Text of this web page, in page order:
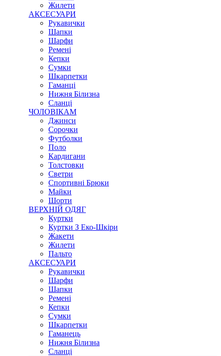
Жилети
АКСЕСУАРИ
Рукавички
Шапки
Шарфи
Ремені
Кепки
Сумки
Шкарпетки
Гаманці
Нижня Білизна
Сланці
ЧОЛОВІКАМ
Джинси
Сорочки
Футболки
Поло
Кардигани
Толстовки
Светри
Спортивні Брюки
Майки
Шорти
ВЕРХНІЙ ОДЯГ
Куртки
Куртки З Еко-Шкіри
Жакети
Жилети
Пальто
АКСЕСУАРИ
Рукавички
Шарфи
Шапки
Ремені
Кепки
Сумки
Шкарпетки
Гаманець
Нижня Білизна
Сланці